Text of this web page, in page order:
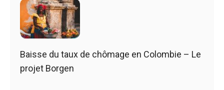
Baisse du taux de chômage en Colombie – Le
projet Borgen